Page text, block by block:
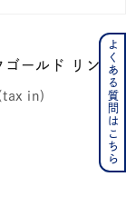
ゴールド リング
よくある質問はこちら